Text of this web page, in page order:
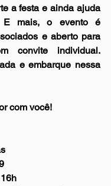
a festa e ainda ajuda
E mais, o evento é
e aberto para
convite individual.
e embarque nessa
com você!